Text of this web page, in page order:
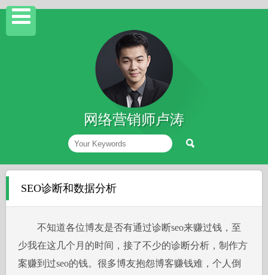
网络营销师卢涛
SEO诊断和数据分析
不知道各位博友是否有通过诊断seo来赚过钱，至
少我在这几个月的时间，接了不少的诊断分析，制作方
案赚到过seo的钱。很多博友抱怨博客赚钱难，个人倒